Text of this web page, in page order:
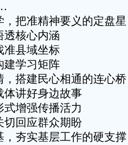
，把准精神要义的定盘星
透核心内涵
准县域坐标
建学习矩阵
，搭建民心相通的连心桥
体讲好身边故事
增强传播活力
切回应群众期盼
，夯实基层工作的硬支撑